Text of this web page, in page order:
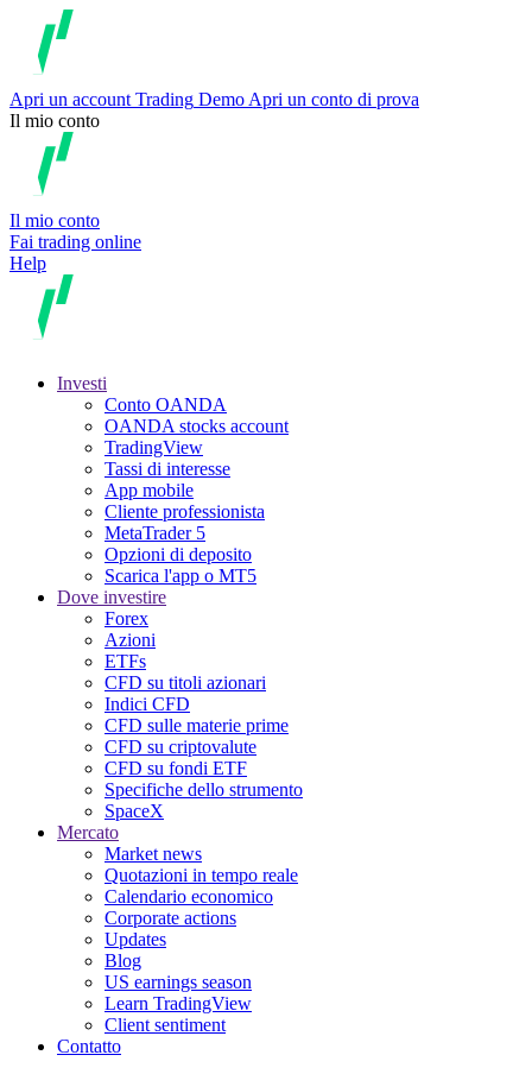
Apri un account Trading Demo Apri un conto di prova
Il mio conto
Il mio conto
Fai trading online
Help
Investi
Conto OANDA
OANDA stocks account
TradingView
Tassi di interesse
App mobile
Cliente professionista
MetaTrader 5
Opzioni di deposito
Scarica l'app o MT5
Dove investire
Forex
Azioni
ETFs
CFD su titoli azionari
Indici CFD
CFD sulle materie prime
CFD su criptovalute
CFD su fondi ETF
Specifiche dello strumento
SpaceX
Mercato
Market news
Quotazioni in tempo reale
Calendario economico
Corporate actions
Updates
Blog
US earnings season
Learn TradingView
Client sentiment
Contatto